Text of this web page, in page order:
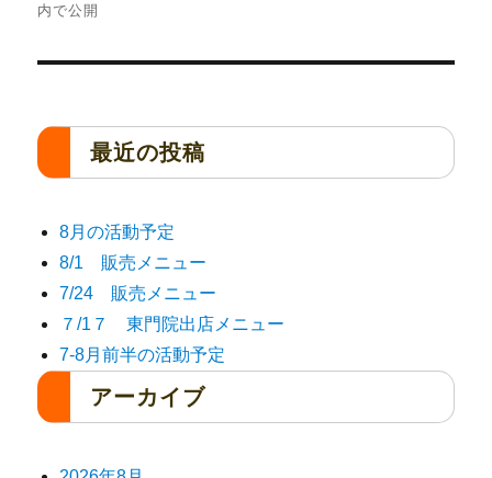
内で公開
最近の投稿
8月の活動予定
8/1 販売メニュー
7/24 販売メニュー
７/1７ 東門院出店メニュー
7-8月前半の活動予定
アーカイブ